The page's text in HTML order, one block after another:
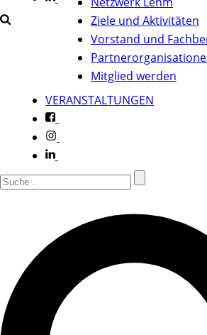
Ziele und Aktivitäten
Vorstand und
Mitglied werden
VERANSTALTUNGEN
f
l